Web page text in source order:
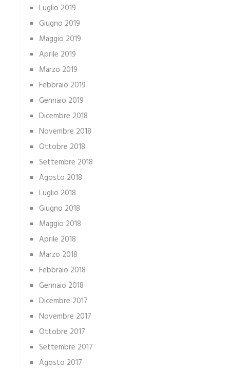
Luglio 2019
Giugno 2019
Maggio 2019
Aprile 2019
Marzo 2019
Febbraio 2019
Gennaio 2019
Dicembre 2018
Novembre 2018
Ottobre 2018
Settembre 2018
Agosto 2018
Luglio 2018
Giugno 2018
Maggio 2018
Aprile 2018
Marzo 2018
Febbraio 2018
Gennaio 2018
Dicembre 2017
Novembre 2017
Ottobre 2017
Settembre 2017
Agosto 2017